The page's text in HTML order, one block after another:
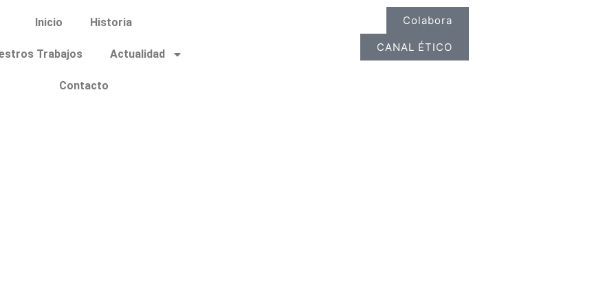
Inicio Historia
Trabajos Actualidad
Contacto
Colabora
CANAL ÉTICO